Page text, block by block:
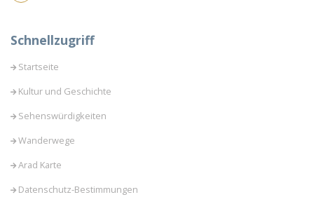
Schnellzugriff
Startseite
Kultur und Geschichte
Sehenswürdigkeiten
Wanderwege
Arad Karte
Datenschutz-Bestimmungen